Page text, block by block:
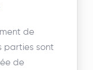
de
parties sont
de